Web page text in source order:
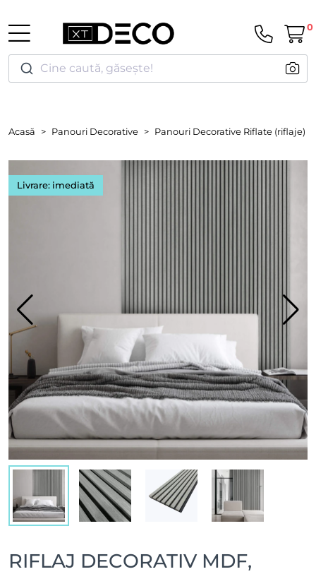
Cine caută, găsește!
0
Acasă Panouri Decorative Panouri Decorative Riflate (riflaje)
Livrare: imediată
RIFLAJ DECORATIV MDF,